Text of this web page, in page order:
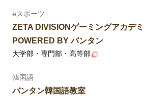
eスポーツ
ZETA DIVISIONゲーミングアカデ
POWERED BY バンタン
大学部・専門部・高等部
韓国語
バンタン韓国語教室